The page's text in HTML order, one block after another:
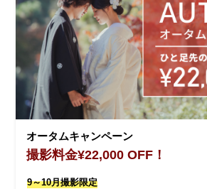
オータムキャンペーン
撮影料金¥22,000 OFF！
9～10月撮影限定